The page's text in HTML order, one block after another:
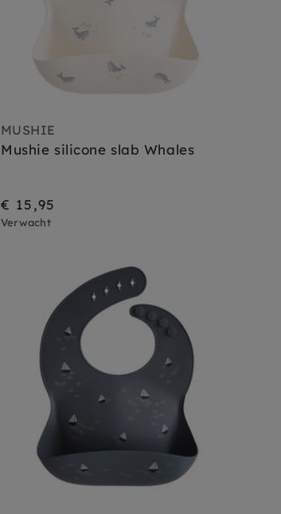
MUSHIE
Mushie silicone slab Whales
€ 15,95
Verwacht